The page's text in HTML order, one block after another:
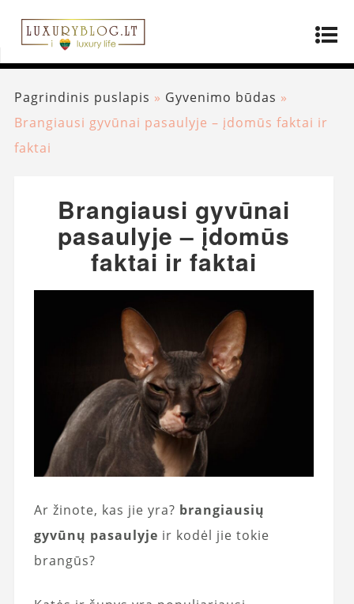
Pagrindinis puslapis » Gyvenimo būdas »
Brangiausi gyvūnai pasaulyje – įdomūs faktai ir
faktai
Brangiausi gyvūnai
pasaulyje – įdomūs
faktai ir faktai
Ar žinote, kas jie yra? brangiausių
gyvūnų pasaulyje ir kodėl jie tokie
brangūs?